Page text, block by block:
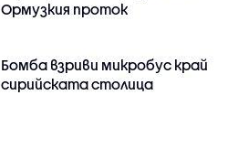
Ормузкия проток
Бомба взриви микробус край
сирийската столица